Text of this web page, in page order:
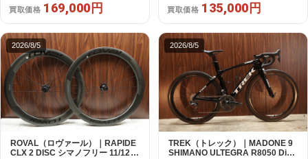
買取価格 169,000円 買取価格 135,000円
2026/8/5
ROVAL（ロヴァール）｜RAPIDE
CLX 2 DISC シマノフリー 11/12s
2026/8/5
TREK（トレック）｜MADONE 9
SHIMANO ULTEGRA R8050 Di2